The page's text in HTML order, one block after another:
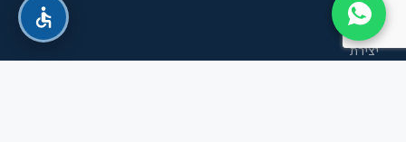
מדיניות
הפרטיות
יצירת